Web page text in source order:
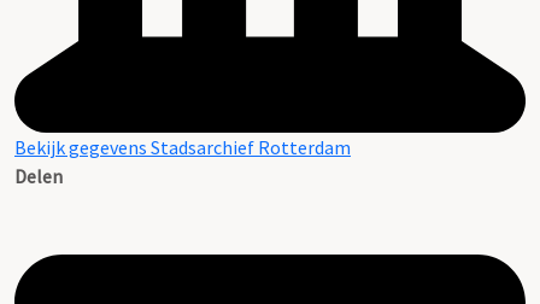
Bekijk gegevens Stadsarchief Rotterdam
Delen